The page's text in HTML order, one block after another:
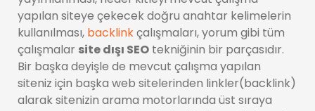
yapılan siteye çekecek doğru anahtar kelimelerin
kullanılması, backlinkçalışmaları, yorum gibi tüm
çalışmalar site dışı SEO tekniğinin bir parçasıdır.
Bir başka deyişle de mevcut çalışma yapılan
siteniz için başka web sitelerinden linkler(backlink)
alarak sitenizin arama motorlarında üst sıraya